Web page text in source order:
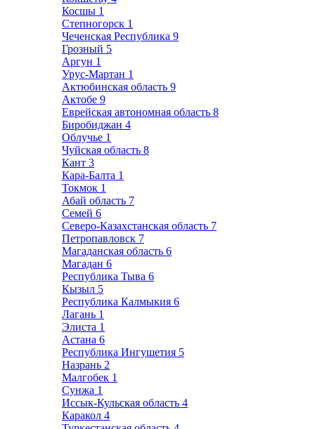
Косшы 1
Степногорск 1
Чеченская Республика 9
Грозный 5
Аргун 1
Урус-Мартан 1
Актюбинская область 9
Актобе 9
Еврейская автономная область 8
Биробиджан 4
Облучье 1
Чуйская область 8
Кант 3
Кара-Балта 1
Токмок 1
Абай область 7
Семей 6
Северо-Казахстанская область 7
Петропавловск 7
Магаданская область 6
Магадан 6
Республика Тыва 6
Кызыл 5
Республика Калмыкия 6
Лагань 1
Элиста 1
Астана 6
Республика Ингушетия 5
Назрань 2
Малгобек 1
Сунжа 1
Иссык-Кульская область 4
Каракол 4